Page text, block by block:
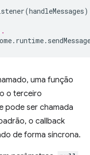
(handleMessages
. runtime.
uma função
o terceiro
pode ser chamada
o callback
de forma síncrona.